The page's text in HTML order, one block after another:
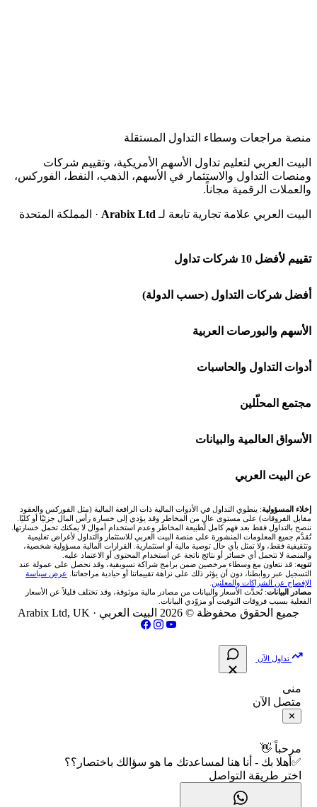
منصة مراجعات وسطاء التداول المستقلة
البيت العربي لتعليم تداول الأسهم الأمريكية، وتقييم شركات
ومنصات التداول والاستثمار في الأسهم، الذهب، النفط، الفوركس،
والعملات الرقمية مجاناً.
البيت العربي علامة تجارية تابعة لـ Arabix Ltd · المملكة المتحدة
تقييم لأفضل 10 شركات تداول
شركة Capital.com
افاتريد AvaTrade
اكسنس Exness
منصة بينانس
اكس تي بي XTB
انتراكتيف بروكرز IBKR
أفضل شركات التداول (حسب الدولة)
شركات تداول في السعودية
شركات تداول في الإمارات
شركات تداول في الكويت
شركات تداول في قطر
شركات تداول في الأردن
شركات تداول في العراق
شركات تداول في فلسطين
الأسهم والبورصات العربية
🌍 كل البورصات العربية
🇸🇦 السوق السعودية
🇦🇪 أسواق الإمارات
🇪🇬 البورصة المصرية
🇶🇦 بورصة قطر
🇯🇴 بورصة عمّان
🇧🇭 بورصة البحرين
فلتر الأسهم الشرعي
📋 جميع الأسهم
🕌 الأسهم الحلال
أدوات التداول والحاسبات
🕌 حاسبة الزكاة
💱 محول العملات
🧮 حاسبة حجم اللوت
📊 حاسبة قيمة النقطة
💰 حاسبة ربح الفوركس
📌 حاسبة النقاط المحورية
📏 حاسبة حجم المركز
📈 حاسبة عائد التداول
📊 حاسبة الربح التراكمي
🧮 حاسبة متوسط سعر السهم
📅 التقويم الاقتصادي
مجتمع المحلّلين
🧱 حائط المجتمع
🏆 لوحة المحلّلين
✍️ اكتب تحليلك
الأسواق العالمية والبيانات
🌐 المؤشرات العالمية
🥇 سعر الذهب اليوم
🥇 أسعار الذهب والمعادن
💱 أسعار العملات والفوركس
💵 سعر الريال السعودي في مصر
📅 المؤشرات الاقتصادية
عن البيت العربي
من نحن
تواصل معنا
فريق المؤلفين
مقالات تعليمية
سياسة تقييم الشركات
الإبلاغ عن شركة نصابة
شروط الاستخدام
سياسة الخصوصية
إخلاء المسؤولية: ينطوي التداول في الأدوات المالية ذات الرافعة المالية (مثل الفوركس والعقود
مقابل الفروقات) على مستوى عالٍ من المخاطر وقد يؤدي إلى خسارة رأس المال جزئيًا أو كليًا.
ننصح بالتداول فقط بعد فهم كامل لطبيعة المخاطر وعدم استخدام أموال لا يمكنك تحمل خسارتها.
تُقدَّم جميع المعلومات المنشورة على منصة البيت العربي للاستثمار والتداول لأغراض تعليمية
وتثقيفية فقط، ولا تمثل بأي حال توصية مالية أو استثمارية. القرارات المالية مسؤولية شخصية،
والمنصة لا تتحمل أي خسائر أو نتائج ناتجة عن استخدام المحتوى أو الاعتماد عليه.
تنويه: قد نتعاون مع وسطاء مرخصين ضمن برامج شراكة تسويقية، وقد نحصل على عمولة عند
التسجيل عبر روابطنا، دون أن يؤثر ذلك على نزاهة تقييماتنا أو حيادية مراجعاتنا. عرض سياسة
الإفصاح عن الشراكات والمعلنين
مصادر البيانات: تُحدَّث الأسعار والبيانات من مصادر مالية موثوقة، وقد تختلف قليلاً عن الأسعار
الفعلية بسبب فروقات التوقيت أو مزوّدي البيانات.
جميع الحقوق محفوظة © 2026 البيت العربي · Arabix Ltd, UK
تداول الآن
منى
متصل الآن
✕
مرحباً 👋
✅أهلا بك - أنا هنا لمساعدتك ما هو سؤالك باختصار؟؟
اختر طريقة التواصل